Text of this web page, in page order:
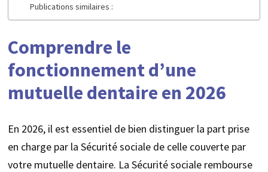
Publications similaires :
Comprendre le
fonctionnement d’une
mutuelle dentaire en 2026
En 2026, il est essentiel de bien distinguer la part prise
en charge par la Sécurité sociale de celle couverte par
votre mutuelle dentaire. La Sécurité sociale rembourse